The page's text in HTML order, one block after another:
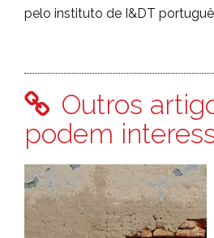
pelo instituto de I&DT
Outros
podem